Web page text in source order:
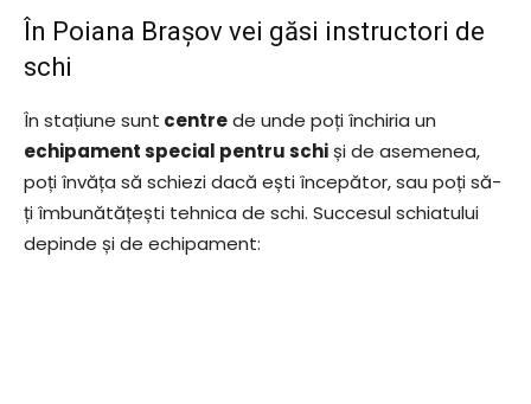
În Poiana Brașov vei găsi instructori de
schi
În stațiune sunt centrede unde poți închiria un
echipament special pentru schiși de asemenea,
poți învăța să schiezi dacă ești începător, sau poți să-
ți îmbunătățești tehnica de schi. Succesul schiatului
depinde și de echipament: